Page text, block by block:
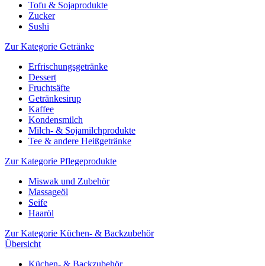
Tofu & Sojaprodukte
Zucker
Sushi
Zur Kategorie Getränke
Erfrischungsgetränke
Dessert
Fruchtsäfte
Getränkesirup
Kaffee
Kondensmilch
Milch- & Sojamilchprodukte
Tee & andere Heißgetränke
Zur Kategorie Pflegeprodukte
Miswak und Zubehör
Massageöl
Seife
Haaröl
Zur Kategorie Küchen- & Backzubehör
Übersicht
Küchen- & Backzubehör